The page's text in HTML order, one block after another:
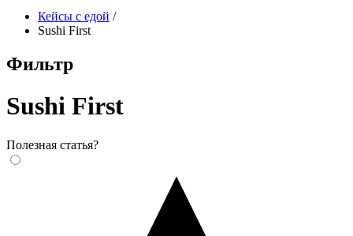
Кейсы с едой /
Sushi First
Фильтр
Sushi First
Полезная статья?